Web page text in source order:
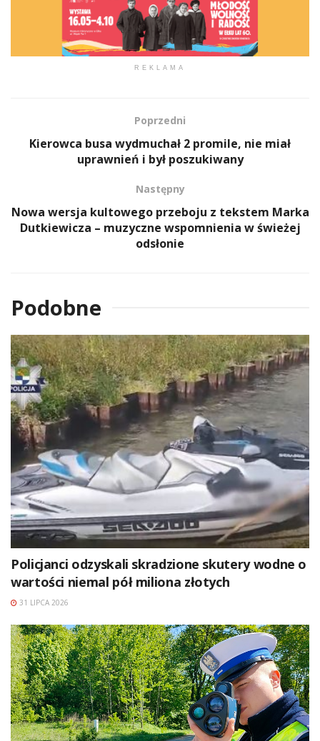
REKLAMA
Poprzedni
Kierowca busa wydmuchał 2 promile, nie miał
uprawnień i był poszukiwany
Następny
Nowa wersja kultowego przeboju z tekstem Marka
Dutkiewicza – muzyczne wspomnienia w świeżej
odsłonie
Podobne
Policjanci odzyskali skradzione skutery wodne o
wartości niemal pół miliona złotych
31 LIPCA 2026